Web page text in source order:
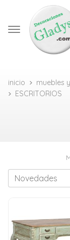
inicio muebles
ESCRITORIOS